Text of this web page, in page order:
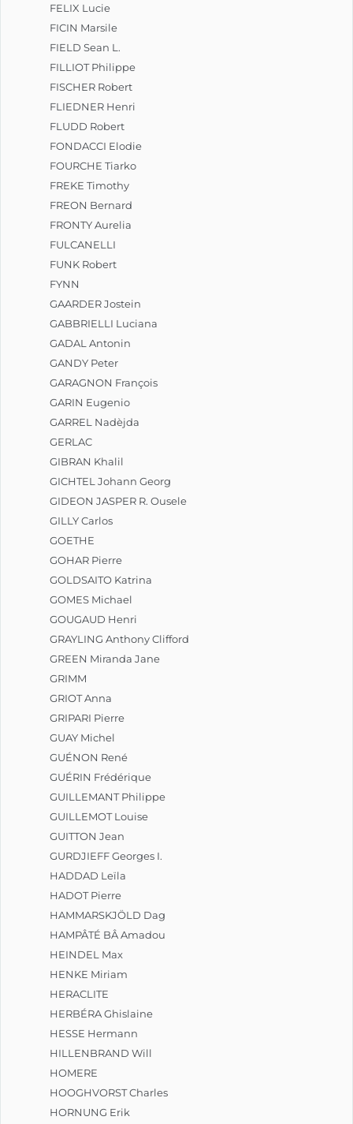
FELIX Lucie
FICIN Marsile
FIELD Sean L.
FILLIOT Philippe
FISCHER Robert
FLIEDNER Henri
FLUDD Robert
FONDACCI Elodie
FOURCHE Tiarko
FREKE Timothy
FREON Bernard
FRONTY Aurelia
FULCANELLI
FUNK Robert
FYNN
GAARDER Jostein
GABBRIELLI Luciana
GADAL Antonin
GANDY Peter
GARAGNON François
GARIN Eugenio
GARREL Nadèjda
GERLAC
GIBRAN Khalil
GICHTEL Johann Georg
GIDEON JASPER R. Ousele
GILLY Carlos
GOETHE
GOHAR Pierre
GOLDSAITO Katrina
GOMES Michael
GOUGAUD Henri
GRAYLING Anthony Clifford
GREEN Miranda Jane
GRIMM
GRIOT Anna
GRIPARI Pierre
GUAY Michel
GUÉNON René
GUÉRIN Frédérique
GUILLEMANT Philippe
GUILLEMOT Louise
GUITTON Jean
GURDJIEFF Georges I.
HADDAD Leïla
HADOT Pierre
HAMMARSKJÖLD Dag
HAMPÂTÉ BÂ Amadou
HEINDEL Max
HENKE Miriam
HERACLITE
HERBÉRA Ghislaine
HESSE Hermann
HILLENBRAND Will
HOMERE
HOOGHVORST Charles
HORNUNG Erik